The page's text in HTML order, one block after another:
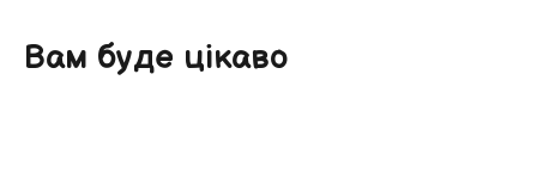
Вам буде цікаво